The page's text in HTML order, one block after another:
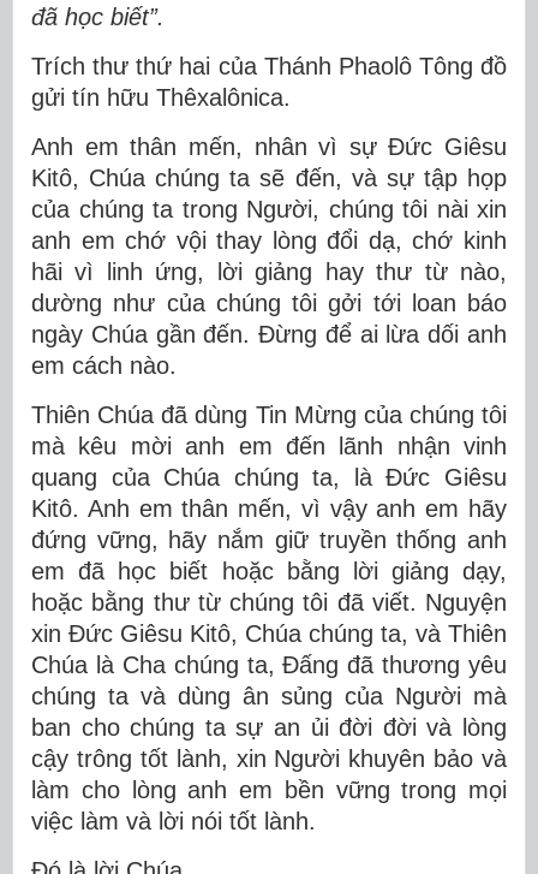
đã học biết”.
Trích thư thứ hai của Thánh Phaolô Tông đồ
gửi tín hữu Thêxalônica.
Anh em thân mến, nhân vì sự Ðức Giêsu
Kitô, Chúa chúng ta sẽ đến, và sự tập họp
của chúng ta trong Người, chúng tôi nài xin
anh em chớ vội thay lòng đổi dạ, chớ kinh
hãi vì linh ứng, lời giảng hay thư từ nào,
dường như của chúng tôi gởi tới loan báo
ngày Chúa gần đến. Ðừng để ai lừa dối anh
em cách nào.
Thiên Chúa đã dùng Tin Mừng của chúng tôi
mà kêu mời anh em đến lãnh nhận vinh
quang của Chúa chúng ta, là Ðức Giêsu
Kitô. Anh em thân mến, vì vậy anh em hãy
đứng vững, hãy nắm giữ truyền thống anh
em đã học biết hoặc bằng lời giảng dạy,
hoặc bằng thư từ chúng tôi đã viết. Nguyện
xin Ðức Giêsu Kitô, Chúa chúng ta, và Thiên
Chúa là Cha chúng ta, Ðấng đã thương yêu
chúng ta và dùng ân sủng của Người mà
ban cho chúng ta sự an ủi đời đời và lòng
cậy trông tốt lành, xin Người khuyên bảo và
làm cho lòng anh em bền vững trong mọi
việc làm và lời nói tốt lành.